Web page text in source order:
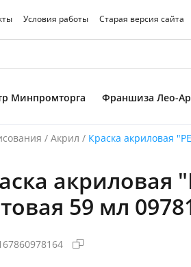
Условия работы Старая версия сайта
Минпромторга Франшиза Лео-
/ Акрил / Краска акриловая
акриловая
59 мл